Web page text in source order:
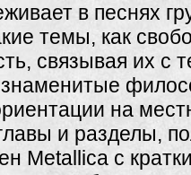
в песнях
темы, как
связывая их с
знаменитые
на
и разделы,
Metallica с